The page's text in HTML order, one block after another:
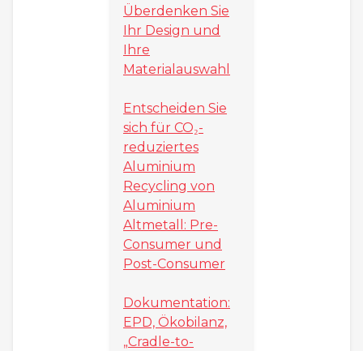
Überdenken Sie
Ihr Design und
Ihre
Materialauswahl
Entscheiden Sie
sich für CO₂-
reduziertes
Aluminium
Recycling von
Aluminium
Altmetall: Pre-
Consumer und
Post-Consumer
Dokumentation:
EPD, Ökobilanz,
„Cradle-to-